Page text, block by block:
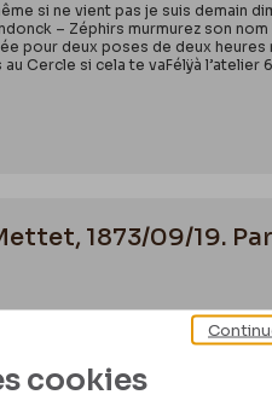
si ne vient pas je suis demain
– Zéphirs murmurez son
pour deux poses de deux
Cercle si cela te vaFélÿà l’atelier
1873/09/19.
ErnestAs-tu de ses
dorsale des clercs de
s’appuyait « son bras rond »
être s'étoile-t-il d'une honte
cookies